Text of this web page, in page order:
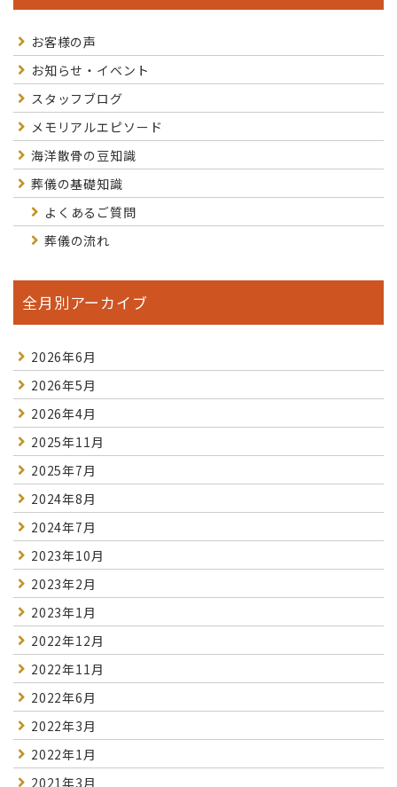
お客様の声
お知らせ・イベント
スタッフブログ
メモリアルエピソード
海洋散骨の豆知識
葬儀の基礎知識
よくあるご質問
葬儀の流れ
全月別アーカイブ
2026年6月
2026年5月
2026年4月
2025年11月
2025年7月
2024年8月
2024年7月
2023年10月
2023年2月
2023年1月
2022年12月
2022年11月
2022年6月
2022年3月
2022年1月
2021年3月